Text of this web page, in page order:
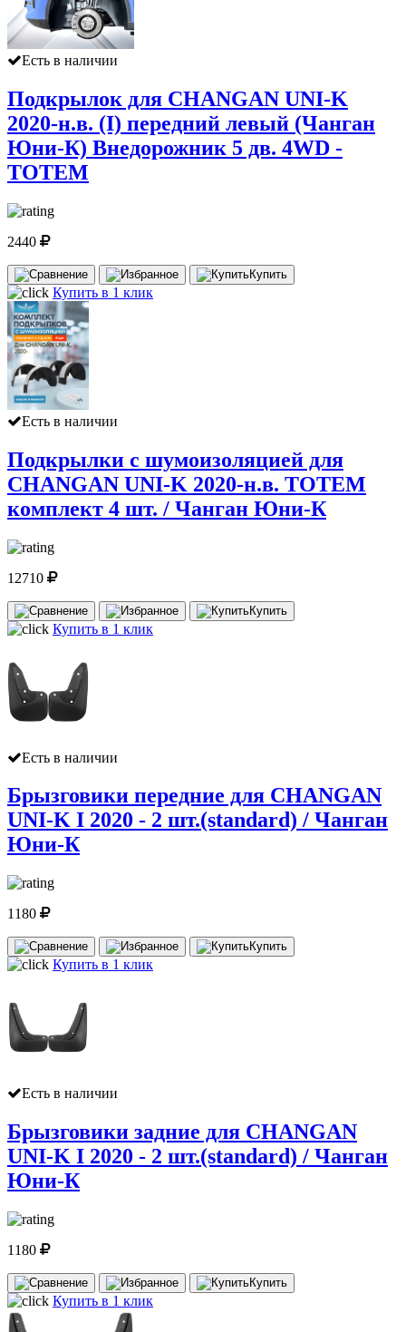
Есть в наличии
Подкрылок для CHANGAN UNI-K
2020-н.в. (I) передний левый (Чанган
Юни-К) Внедорожник 5 дв. 4WD -
TOTEM
2440
Купить
Купить в 1 клик
Есть в наличии
Подкрылки с шумоизоляцией для
CHANGAN UNI-K 2020-н.в. TOTEM
комплект 4 шт. / Чанган Юни-К
12710
Купить
Купить в 1 клик
Есть в наличии
Брызговики передние для CHANGAN
UNI-K I 2020 - 2 шт.(standard) / Чанган
Юни-К
1180
Купить
Купить в 1 клик
Есть в наличии
Брызговики задние для CHANGAN
UNI-K I 2020 - 2 шт.(standard) / Чанган
Юни-К
1180
Купить
Купить в 1 клик